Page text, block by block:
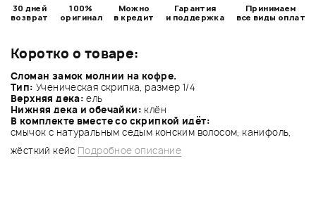
Коротко о товаре:
Сломан замок молнии на кофре.
Тип: Ученическая скрипка, размер 1/4
Верхняя дека: ель
Нижняя дека и обечайки: клён
В комплекте вместе со скрипкой идёт:
смычок с натуральным седым конским волосом, канифоль,
жёсткий кейс Подробное описание
30 дней
возврат
100%
оригинал
Можно
в кредит
Гарантия
и поддержка
Принимаем
все виды оплат